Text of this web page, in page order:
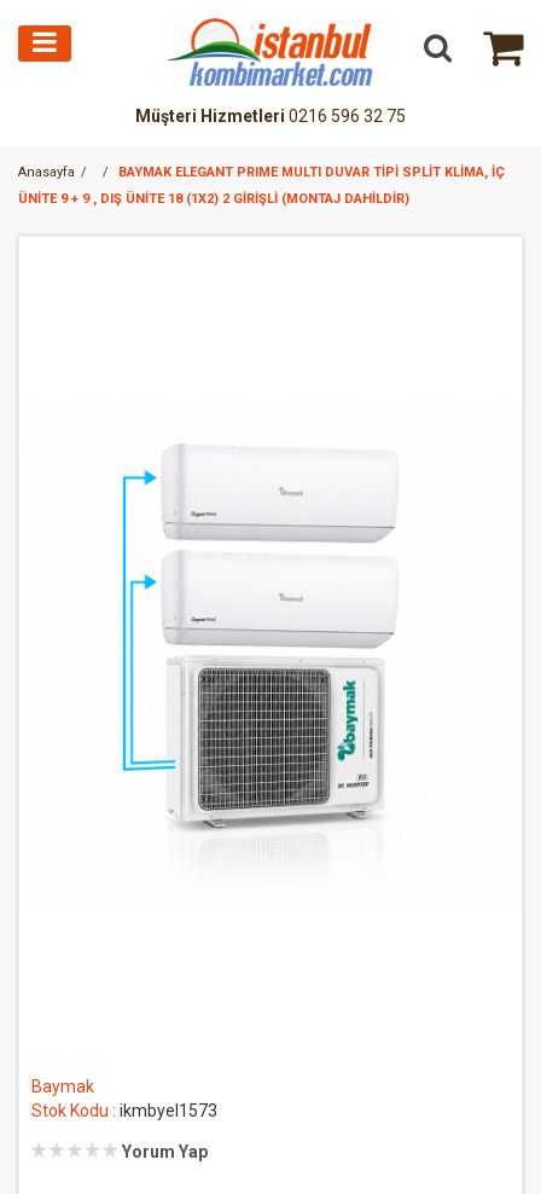
Müşteri Hizmetleri 0216 596 32 75
Anasayfa
BAYMAK ELEGANT PRIME MULTI DUVAR TİPİ SPLİT KLİMA, İÇ
ÜNİTE 9 + 9 , DIŞ ÜNİTE 18 (1X2) 2 GİRİŞLİ (MONTAJ DAHİLDİR)
Baymak
Stok Kodu : ikmbyel1573
Yorum Yap